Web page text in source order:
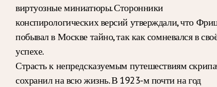
виртуозные миниатюры. Сторонники
конспирологических версий утверждали, что
побывал в Москве тайно, так как сомневался в
успехе.
Страсть к непредсказуемым путешествиям
сохранил на всю жизнь. В 1923-м почти на год